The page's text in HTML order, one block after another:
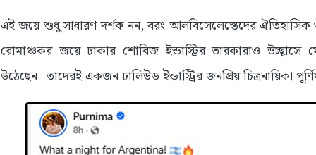
এই জয়ে শুধু সাধারণ দর্শক নন, বরং আলবিসেলেস্তেদের ঐতিহাসিক
রোমাঞ্চকর জয়ে ঢাকার শোবিজ ইন্ডাস্ট্রির তারকারাও উচ্ছ্বাসে
উঠেছেন। তাদেরই একজন ঢালিউড ইন্ডাস্ট্রির জনপ্রিয় চিত্রনায়িকা